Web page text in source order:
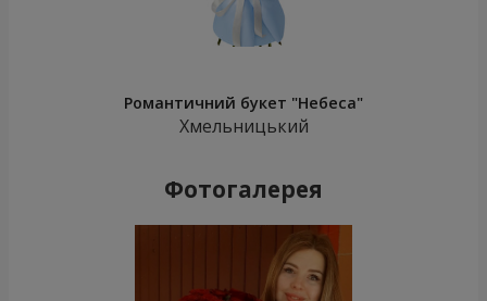
Романтичний букет "Небеса"
Хмельницький
Фотогалерея